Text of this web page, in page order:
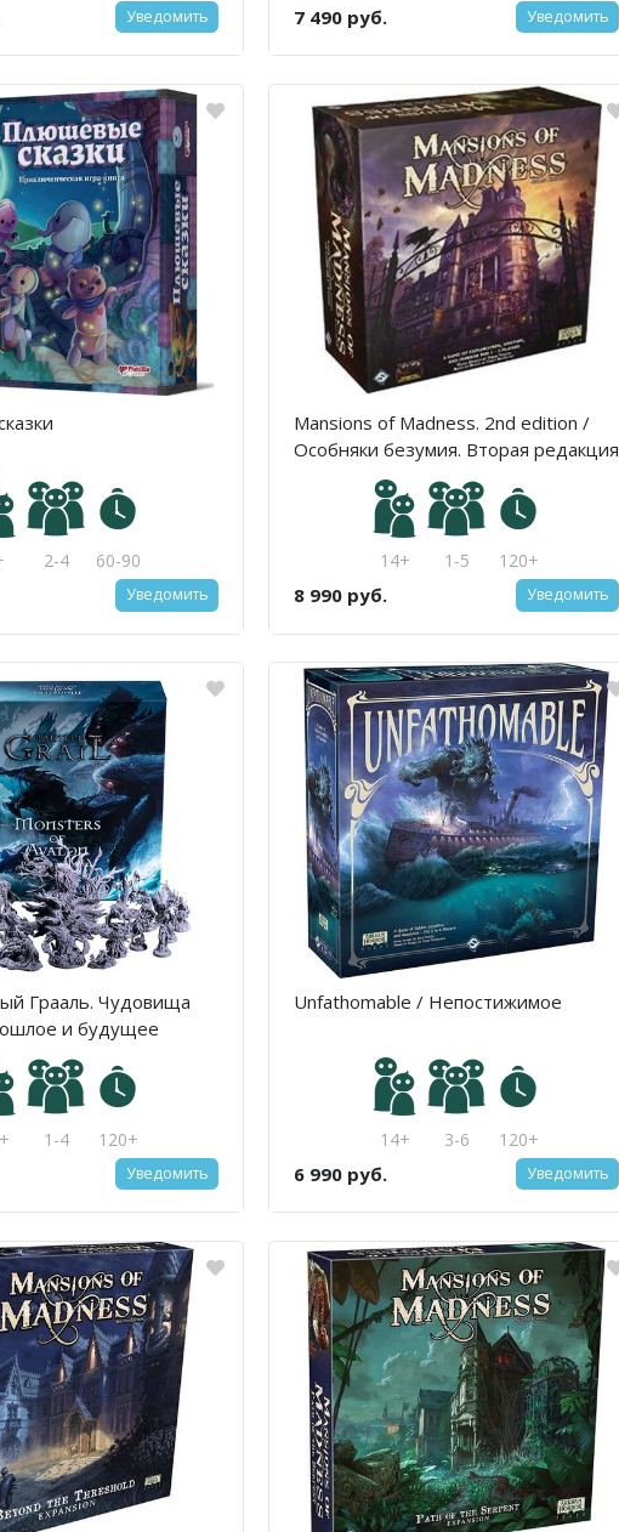
Уведомить 7 490 руб. Уведомить
2-4 60-90
Уведомить
Mansions of Madness. 2nd edition /
Особняки безумия. Вторая редакция
14+ 1-5 120+
8 990 руб. Уведомить
Грааль. Чудовища
и будущее
1-4 120+
Уведомить
Unfathomable / Непостижимое
14+ 3-6 120+
6 990 руб. Уведомить